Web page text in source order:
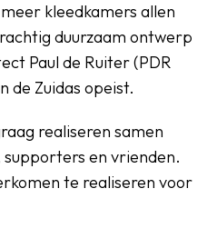
kleedkamers allen
duurzaam ontwerp
Paul de Ruiter (PDR
de Zuidas opeist.
realiseren samen
en vrienden.
te realiseren voor